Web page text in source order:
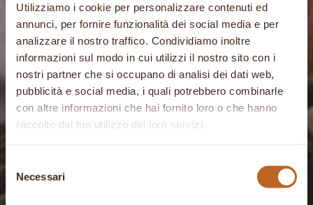
Utilizziamo i cookie per personalizzare contenuti ed
annunci, per fornire funzionalità dei social media e per
analizzare il nostro traffico. Condividiamo inoltre
informazioni sul modo in cui utilizzi il nostro sito con i
nostri partner che si occupano di analisi dei dati web,
pubblicità e social media, i quali potrebbero combinarle
con altre informazioni che hai fornito loro o che hanno
raccolto dal tuo utilizzo dei loro servizi.
del
consenso
Necessari